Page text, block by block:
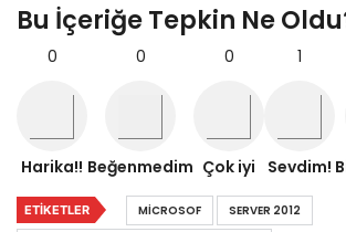
Bu İçeriğe Tepkin Ne
0
Harika!!
0
Beğenmedim
0
Çok iyi
1
Sevdim!
ETIKETLER MICROSOF
SERVER 2012